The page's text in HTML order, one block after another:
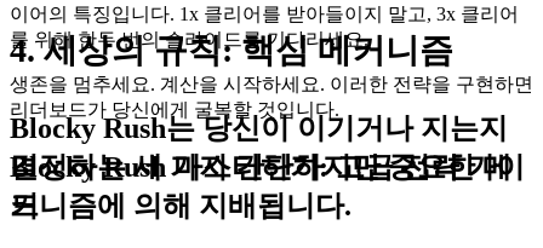
4. 세상의 규칙: 핵심 메커니즘
Blocky Rush는 당신이 이기거나 지는지
결정하는 세 가지 간단하지만 중요한 메
커니즘에 의해 지배됩니다.
이어의 특징입니다. 1x 클리어를 받아들이지 말고, 3x 클리어
를 위해 한두 번의 슬라이드를 기다리세요.
생존을 멈추세요. 계산을 시작하세요. 이러한 전략을 구현하면
리더보드가 당신에게 굴복할 것입니다.
Blocky Rush 마스터하기: 고급 전략 가이
드